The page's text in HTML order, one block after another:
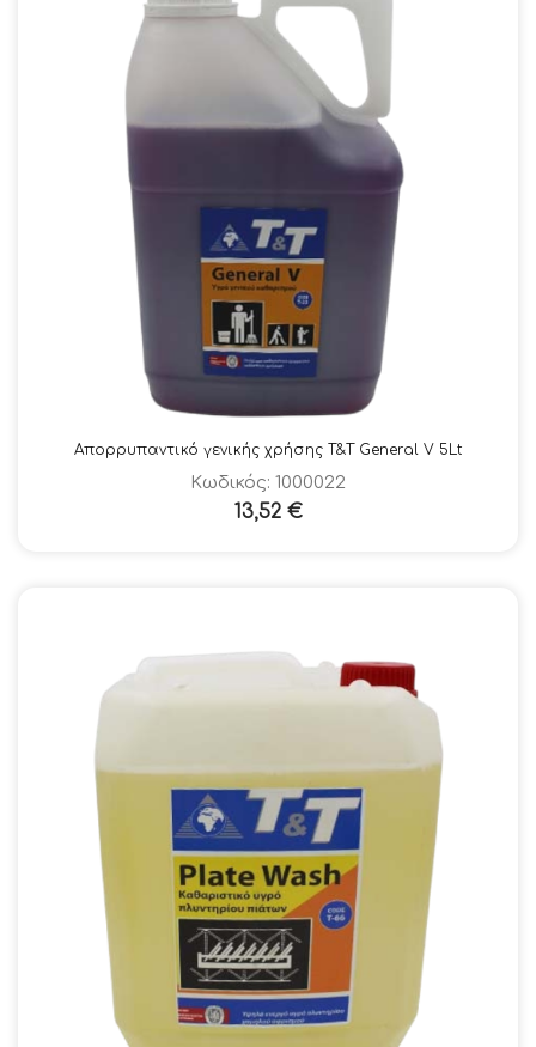
Απορρυπαντικό γενικής χρήσης Τ&Τ General V 5Lt
Κωδικός: 1000022
13,52 €